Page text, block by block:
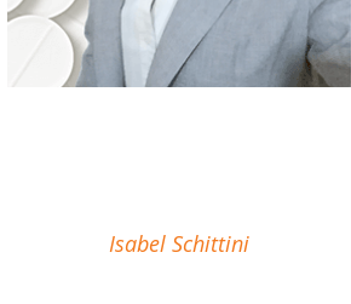
Isabel Schittini